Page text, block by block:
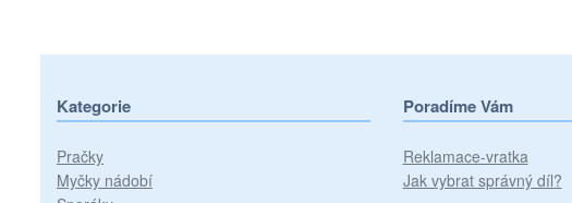
Kategorie
Pračky
Myčky nádobí
Poradíme Vám
Reklamace-vratka
Jak vybrat správný díl?